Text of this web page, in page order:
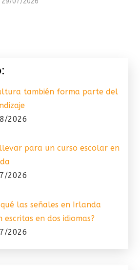
también forma parte del
2026
para un curso escolar en
2026
qué las señales en Irlanda
escritas en dos idiomas?
2026